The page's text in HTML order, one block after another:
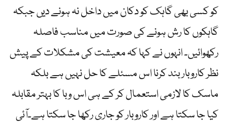
کو کسی بھی گاہک کو دکان میں داخل نہ ہونے دیں جبکہ
گاہکوں کا رش ہونے کی صورت میں مناسب فاصلہ
رکھوائیں۔ انہوں نے کہا کہ معیشت کی مشکلات کے پیش
نظر کاروبار بند کرنا اس مسئلے کا حل نہیں ہے بلکہ
ماسک کا لازمی استعمال کر کے ہی اس وبا کا بہتر مقابلہ
کیا جا سکتا ہے اور کاروبار کو جاری رکھا جا سکتا ہے۔آئی